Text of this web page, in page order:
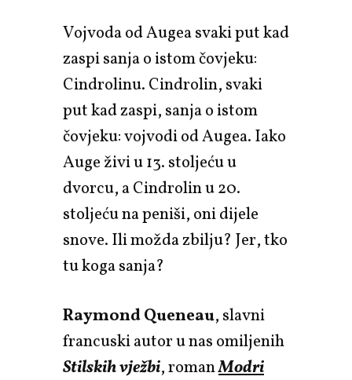
Vojvoda od Augea svaki put kad
zaspi sanja o istom čovjeku:
Cindrolinu. Cindrolin, svaki
put kad zaspi, sanja o istom
čovjeku: vojvodi od Augea. Iako
Auge živi u 13. stoljeću u
dvorcu, a Cindrolin u 20.
stoljeću na peniši, oni dijele
snove. Ili možda zbilju? Jer, tko
tu koga sanja?
Raymond Queneau, slavni
francuski autor u nas omiljenih
Stilskih vježbi, romanModri